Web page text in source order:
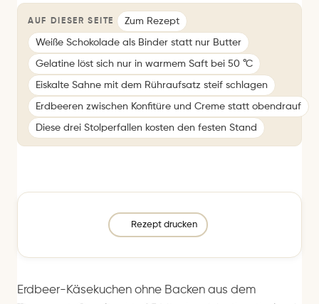
AUF DIESER SEITE Zum Rezept
Weiße Schokolade als Binder statt nur Butter
Gelatine löst sich nur in warmem Saft bei 50 °C
Eiskalte Sahne mit dem Rühraufsatz steif schlagen
Erdbeeren zwischen Konfitüre und Creme statt obendrauf
Diese drei Stolperfallen kosten den festen Stand
Rezept drucken
Erdbeer-Käsekuchen ohne Backen aus dem